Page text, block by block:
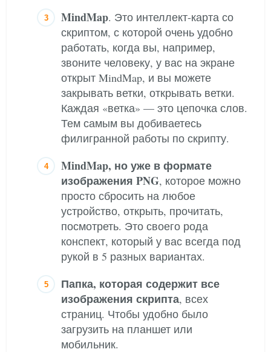
MindMap. Это интеллект-карта со
скриптом, с которой очень удобно
работать, когда вы, например,
звоните человеку, у вас на экране
открыт MindMap, и вы можете
закрывать ветки, открывать ветки.
Каждая «ветка» — это цепочка слов.
Тем самым вы добиваетесь
филигранной работы по скрипту.
MindMap, но уже в формате
изображения PNG, которое можно
просто сбросить на любое
устройство, открыть, прочитать,
посмотреть. Это своего рода
конспект, который у вас всегда под
рукой в 5 разных вариантах.
Папка, которая содержит все
изображения скрипта, всех
страниц. Чтобы удобно было
загрузить на планшет или
мобильник.